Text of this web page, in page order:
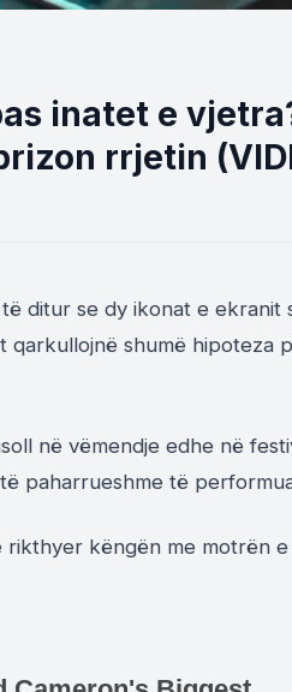
inatet e
rrjetin
ditur se dy ikonat e ekranit
shumë hipoteza
në vëmendje edhe në
paharrueshme të
këngën me motrën e